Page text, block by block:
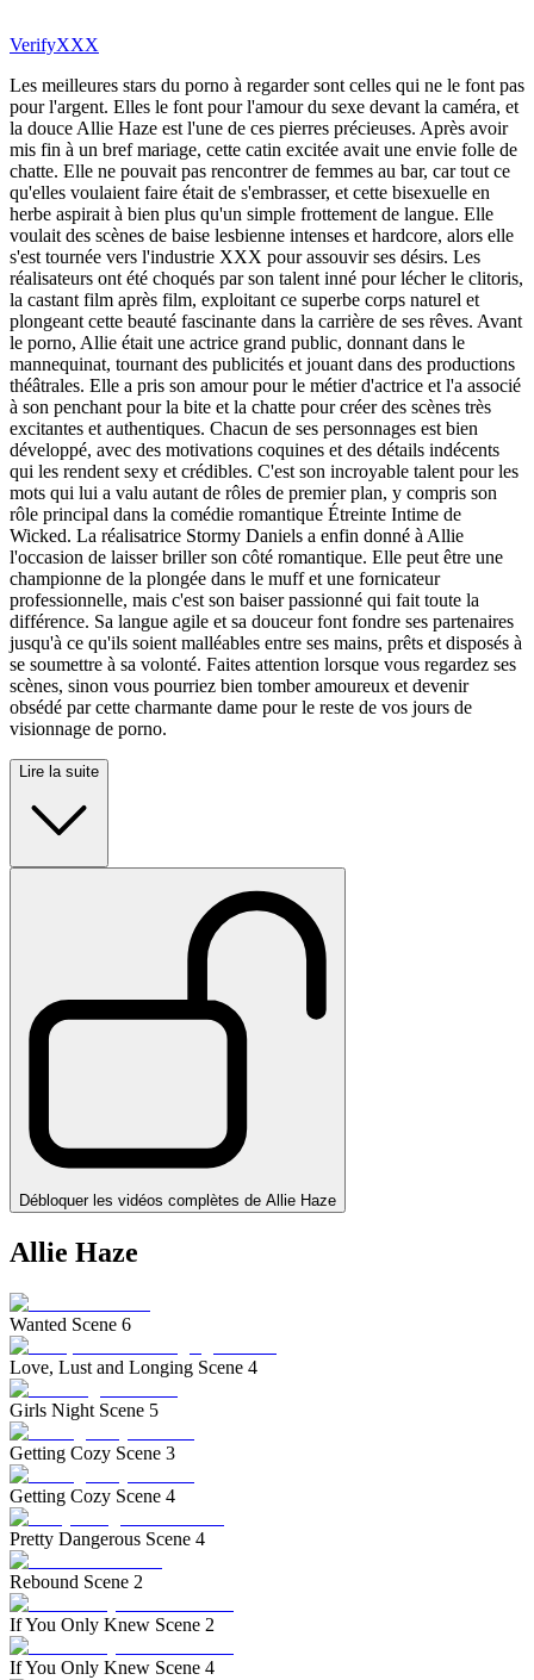
VerifyXXX
Les meilleures stars du porno à regarder sont celles qui ne le font pas
pour l'argent. Elles le font pour l'amour du sexe devant la caméra, et
la douce Allie Haze est l'une de ces pierres précieuses. Après avoir
mis fin à un bref mariage, cette catin excitée avait une envie folle de
chatte. Elle ne pouvait pas rencontrer de femmes au bar, car tout ce
qu'elles voulaient faire était de s'embrasser, et cette bisexuelle en
herbe aspirait à bien plus qu'un simple frottement de langue. Elle
voulait des scènes de baise lesbienne intenses et hardcore, alors elle
s'est tournée vers l'industrie XXX pour assouvir ses désirs. Les
réalisateurs ont été choqués par son talent inné pour lécher le clitoris,
la castant film après film, exploitant ce superbe corps naturel et
plongeant cette beauté fascinante dans la carrière de ses rêves. Avant
le porno, Allie était une actrice grand public, donnant dans le
mannequinat, tournant des publicités et jouant dans des productions
théâtrales. Elle a pris son amour pour le métier d'actrice et l'a associé
à son penchant pour la bite et la chatte pour créer des scènes très
excitantes et authentiques. Chacun de ses personnages est bien
développé, avec des motivations coquines et des détails indécents
qui les rendent sexy et crédibles. C'est son incroyable talent pour les
mots qui lui a valu autant de rôles de premier plan, y compris son
rôle principal dans la comédie romantique Étreinte Intime de
Wicked. La réalisatrice Stormy Daniels a enfin donné à Allie
l'occasion de laisser briller son côté romantique. Elle peut être une
championne de la plongée dans le muff et une fornicateur
professionnelle, mais c'est son baiser passionné qui fait toute la
différence. Sa langue agile et sa douceur font fondre ses partenaires
jusqu'à ce qu'ils soient malléables entre ses mains, prêts et disposés à
se soumettre à sa volonté. Faites attention lorsque vous regardez ses
scènes, sinon vous pourriez bien tomber amoureux et devenir
obsédé par cette charmante dame pour le reste de vos jours de
visionnage de porno.
Lire la suite
Débloquer les vidéos complètes de Allie Haze
Allie Haze
Wanted Scene 6
Love, Lust and Longing Scene 4
Girls Night Scene 5
Getting Cozy Scene 3
Getting Cozy Scene 4
Pretty Dangerous Scene 4
Rebound Scene 2
If You Only Knew Scene 2
If You Only Knew Scene 4